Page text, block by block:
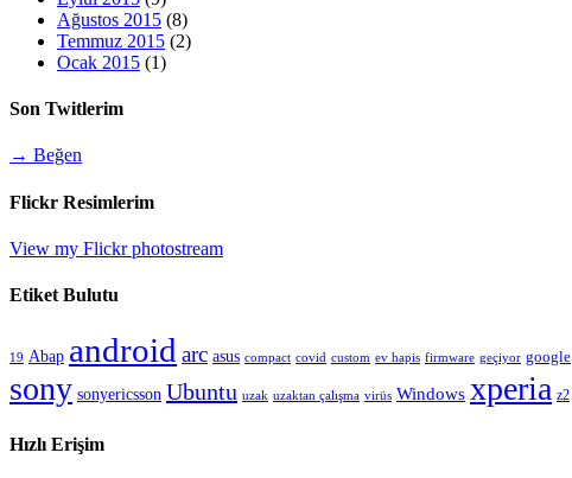
Ağustos 2015 (8)
Temmuz 2015 (2)
Ocak 2015 (1)
Son Twitlerim
→ Beğen
Flickr Resimlerim
View my Flickr photostream
Etiket Bulutu
19 Abap android arc asus compact covid custom ev hapis firmware geçiyor google
sony sonyericsson Ubuntu uzak uzaktan çalışma virüs Windows xperia z2
Hızlı Erişim